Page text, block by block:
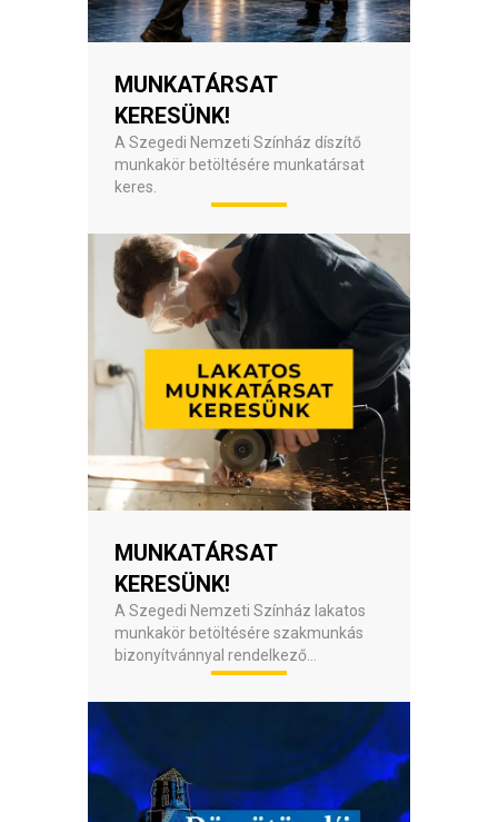
MUNKATÁRSAT
KERESÜNK!
A Szegedi Nemzeti Színház díszítő
munkakör betöltésére munkatársat
keres.
MUNKATÁRSAT
KERESÜNK!
A Szegedi Nemzeti Színház lakatos
munkakör betöltésére szakmunkás
bizonyítvánnyal rendelkező
munkatársat keres